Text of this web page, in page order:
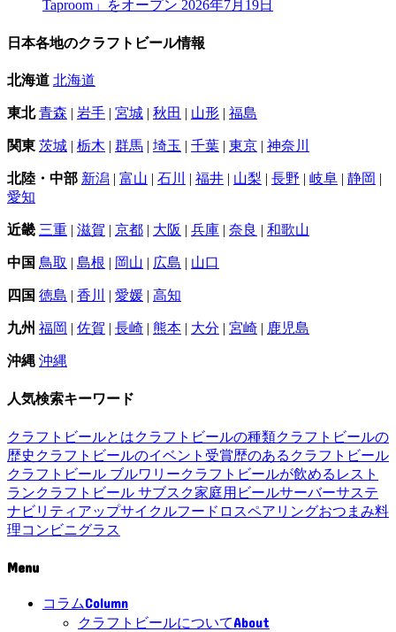
Taproom」をオープン 2026年7月19日
日本各地のクラフトビール情報
北海道 北海道
東北 青森 | 岩手 | 宮城 | 秋田 | 山形 | 福島
関東 茨城 | 栃木 | 群馬 | 埼玉 | 千葉 | 東京 | 神奈川
北陸・中部 新潟 | 富山 | 石川 | 福井 | 山梨 | 長野 | 岐阜 | 静岡 |
愛知
近畿 三重 | 滋賀 | 京都 | 大阪 | 兵庫 | 奈良 | 和歌山
中国 鳥取 | 島根 | 岡山 | 広島 | 山口
四国 徳島 | 香川 | 愛媛 | 高知
九州 福岡 | 佐賀 | 長崎 | 熊本 | 大分 | 宮崎 | 鹿児島
沖縄 沖縄
人気検索キーワード
クラフトビールとはクラフトビールの種類クラフトビールの
歴史 クラフトビールのイベント 受賞歴のあるクラフトビール
クラフトビール ブルワリークラフトビールが飲めるレスト
ランクラフトビール サブスク家庭用ビールサーバーサステ
ナビリティ アップサイクルフードロスペアリングおつまみ料
理コンビニグラス
Menu
コラムColumn
クラフトビールについてAbout